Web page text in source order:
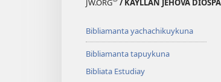
JW.ORG / KAYLLAN JEHOVÁ
Bibliamanta yachachikuykuna
Bibliamanta tapuykuna
Bibliata Estudiay